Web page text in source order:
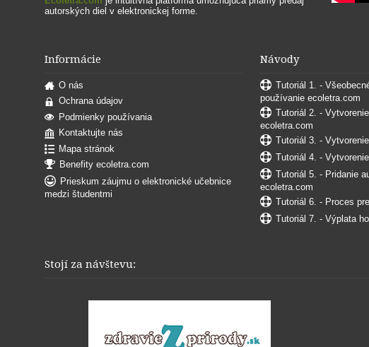
autorských diel v elektronickej forme.
Informácie
O nás
Ochrana údajov
Podmienky používania
Kontaktujte nás
Mapa stránok
Benefity ecoletra.com
Prieskum záujmu o elektronické učebnice
medzi študentmi
Návody
Tutoriál 1. -
používanie ecoletra.com
Tutoriál 2. -
ecoletra.com
Tutoriál 3. -
Tutoriál 4. -
Tutoriál 5. - Pridanie
ecoletra.com
Tutoriál 6. - Proces
Tutoriál 7. - Výplata
Stojí za návštevu: